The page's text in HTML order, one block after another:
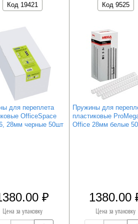
Код 19421
для переплета
OfficeSpace
28мм черные 50шт
Цена за упаковку
Код 9525
Пружины для
пластиковые
Office 28мм белые
1380.00
Цена за упаковку